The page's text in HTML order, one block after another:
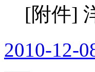
[附件]
2010-12-